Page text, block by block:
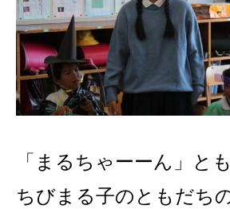
「まるちゃーーん」と
ちびまる子のともだち